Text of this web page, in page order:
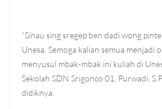
“Sinau sing sregep ben dadi wong
Unesa. Semoga kalian semua menjadi
menyusul mbak-mbak ini kuliah di
Sekolah SDN Srigonco 01, Purwadi,
didiknya.